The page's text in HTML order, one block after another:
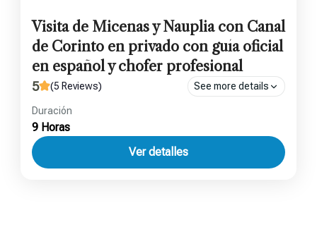
Visita de Micenas y Nauplia con Canal
de Corinto en privado con guía oficial
en español y chofer profesional
5 (5 Reviews) See more details
Canal de Corinto
Duración
9 Horas
Ver detalles